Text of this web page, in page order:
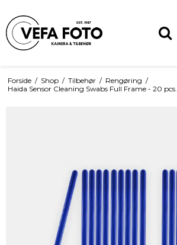
Forside / Shop / Tilbehør / Rengøring /
Haida Sensor Cleaning Swabs Full Frame - 20 pcs.